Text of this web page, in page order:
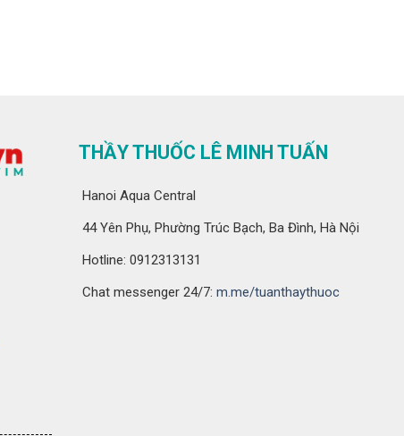
THẦY THUỐC LÊ MINH TUẤN
Hanoi Aqua Central
44 Yên Phụ, Phường Trúc Bạch, Ba Đình, Hà Nội
Hotline: 0912313131
Chat messenger 24/7: m.me/tuanthaythuoc